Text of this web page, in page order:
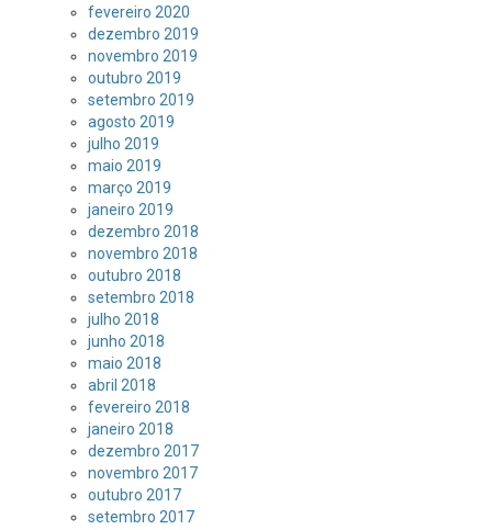
fevereiro 2020
dezembro 2019
novembro 2019
outubro 2019
setembro 2019
agosto 2019
julho 2019
maio 2019
março 2019
janeiro 2019
dezembro 2018
novembro 2018
outubro 2018
setembro 2018
julho 2018
junho 2018
maio 2018
abril 2018
fevereiro 2018
janeiro 2018
dezembro 2017
novembro 2017
outubro 2017
setembro 2017